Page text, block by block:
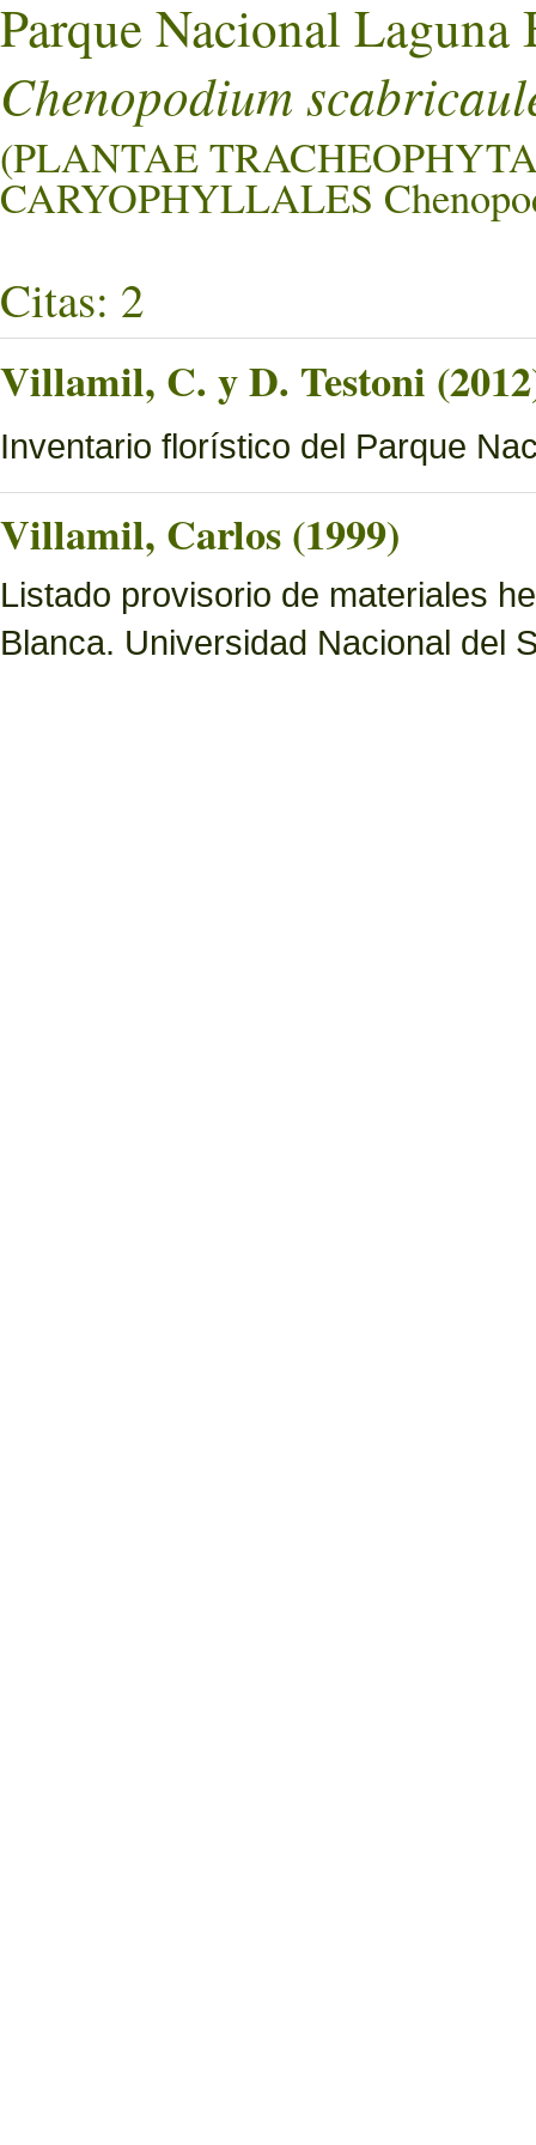
Parque Nacional Laguna
Chenopodium
(PLANTAE
CARYOPHYLLALES
Citas: 2
Villamil, C. y D. Testoni
Inventario florístico del Parque
Villamil, Carlos (1999)
Listado provisorio de materiales
Blanca. Universidad Nacional del